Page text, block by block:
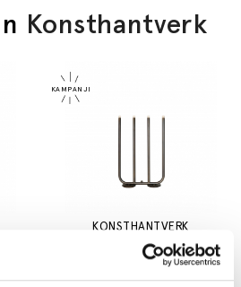
Konsthantverk
KONSTHANTVERK
3999 kr